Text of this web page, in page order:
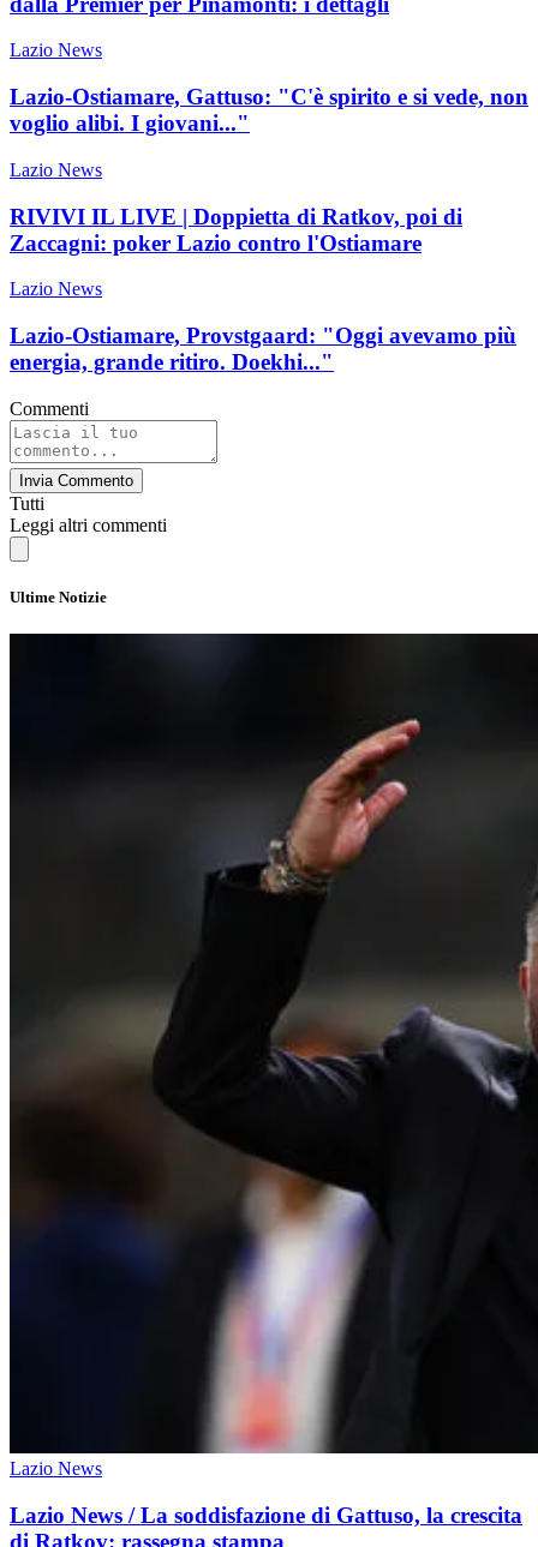
Lazio News
Lazio-Ostiamare, Gattuso: "C'è spirito e si vede, non
voglio alibi. I giovani..."
Lazio News
RIVIVI IL LIVE | Doppietta di Ratkov, poi di
Zaccagni: poker Lazio contro l'Ostiamare
Lazio News
Lazio-Ostiamare, Provstgaard: "Oggi avevamo più
energia, grande ritiro. Doekhi..."
Commenti
Invia Commento
Tutti
Leggi altri commenti
Ultime Notizie
Lazio News
Lazio News / La soddisfazione di Gattuso, la crescita
di Ratkov: rassegna stampa